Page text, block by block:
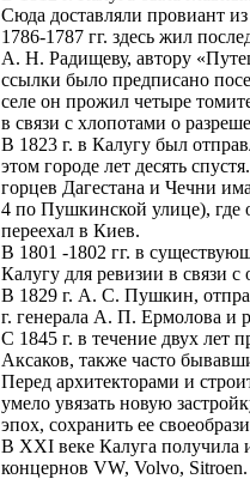
Сюда доставляли провиант
1786-1787 гг. здесь жил
А. Н. Радищеву, автору
ссылки было предписано
селе он прожил четыре
в связи с хлопотами о
В 1823 г. в Калугу был
этом городе лет десять
горцев Дагестана и Чечни
4 по Пушкинской улице), где
переехал в Киев.
В 1801 -1802 гг. в
Калугу для ревизии в связи
В 1829 г. А. С. Пушкин,
г. генерала А. П. Ермолова и
С 1845 г. в течение двух лет
Аксаков, также часто
Перед архитекторами и
умело увязать новую
эпох, сохранить ее
В XXI веке Калуга получила
концернов VW, Volvo, Sitroen.